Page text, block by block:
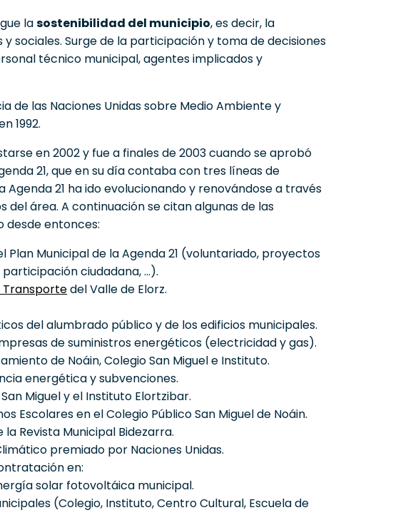
lasostenibilidad del municipio, es decir, la
sociales. Surge de la participación y toma de decisiones
técnico municipal, agentes implicados y
de las Naciones Unidas sobre Medio Ambiente y
1992.
en 2002 y fue a finales de 2003 cuando se aprobó
21, que en su día contaba con tres líneas de
21 ha ido evolucionando y renovándose a través
del área. A continuación se citan algunas de las
desde entonces:
Municipal de la Agenda 21 (voluntariado, proyectos
ciudadana, …).
Transportedel Valle de Elorz.
del alumbrado público y de los edificios municipales.
de suministros energéticos (electricidad y gas).
de Noáin, Colegio San Miguel e Instituto.
energética y subvenciones.
Miguel y el Instituto Elortzibar.
Escolares en el Colegio Público San Miguel de Noáin.
Revista Municipal Bidezarra.
premiado por Naciones Unidas.
en:
solar fotovoltáica municipal.
(Colegio, Instituto, Centro Cultural, Escuela de